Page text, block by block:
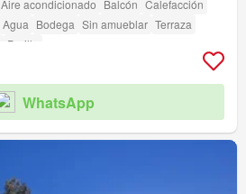
Aire acondicionado Balcón Calefacción
Agua Bodega Sin amueblar Terraza
Parilla
WhatsApp